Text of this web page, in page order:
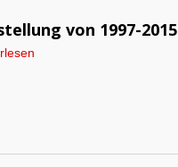
von 1997-2015